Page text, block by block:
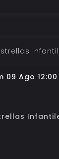
09 Ago 12:00